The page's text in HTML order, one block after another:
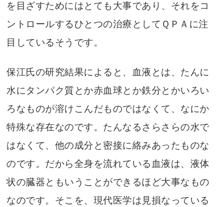
を目ざすためにはとても大事であり、それをコ
ントロールするひとつの治療としてＱＰＡに注
目しているそうです。
保江氏の研究結果によると、血液とは、たんに
水にタンパク質とか赤血球とか鉄分とかいろい
ろなものが溶けこんだものではなくて、なにか
特殊な存在なのです。たんなるさらさらの水で
はなくて、他の成分と密接に絡みあったものな
のです。だから全身を流れている血液は、液体
状の臓器ともいうことができるほど大事なもの
なのです。そこを、現代医学は見損なっている